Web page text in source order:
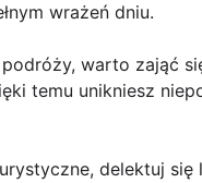
wrażeń dniu.
warto zająć
temu unikniesz
delektuj się